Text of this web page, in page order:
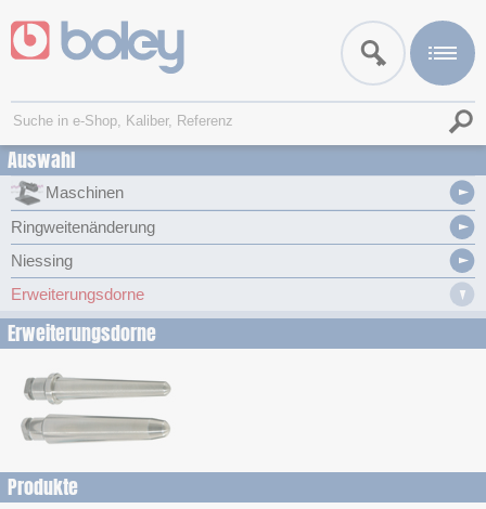
Auswahl
Maschinen
Ringweitenänderung
Niessing
Erweiterungsdorne
Erweiterungsdorne
Produkte